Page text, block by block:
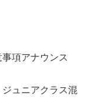
項アナウンス
ュニアクラス混